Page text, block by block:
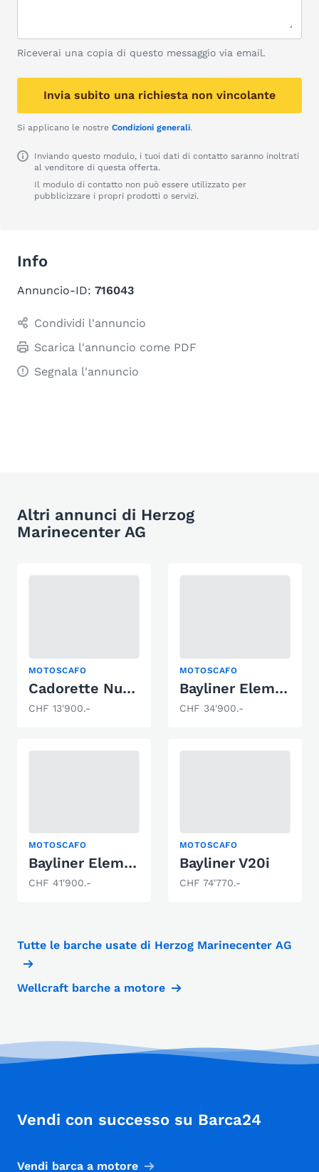
Riceverai una copia di questo messaggio via email.
Invia subito una richiesta non vincolante
Si applicano le nostre Condizioni generali.
Inviando questo modulo, i tuoi dati di contatto saranno inoltrati
al venditore di questa offerta.
Il modulo di contatto non può essere utilizzato per
pubblicizzare i propri prodotti o servizi.
Info
Annuncio-ID: 716043
Condividi l'annuncio
Scarica l'annuncio come PDF
Segnala l'annuncio
Altri annunci di Herzog
Marinecenter AG
MOTOSCAFO
Cadorette Nuova 195 XL Cuddy
CHF 13'900.-
MOTOSCAFO
Bayliner Element M17
CHF 34'900.-
MOTOSCAFO
Bayliner Element M19
CHF 41'900.-
MOTOSCAFO
Bayliner V20i
CHF 74'770.-
Tutte le barche usate di Herzog Marinecenter AG
Wellcraft barche a motore
Vendi con successo su Barca24
Vendi barca a motore